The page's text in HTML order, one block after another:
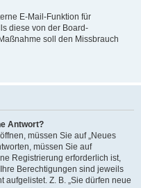
E-Mail-Funktion für
diese von der Board-
soll den Missbrauch
Antwort?
müssen Sie auf „Neues
müssen Sie auf
Registrierung erforderlich ist,
Berechtigungen sind jeweils
Z. B. „Sie dürfen neue